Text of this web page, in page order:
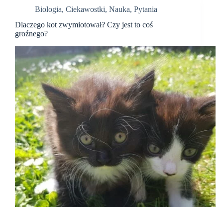
Biologia, Ciekawostki, Nauka, Pytania
Dlaczego kot zwymiotował? Czy jest to coś
groźnego?